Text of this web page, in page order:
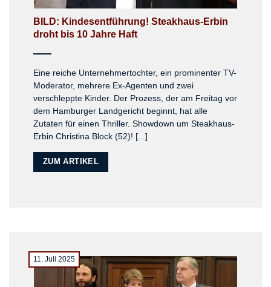
BILD: Kindesentführung! Steakhaus-Erbin
droht bis 10 Jahre Haft
Eine reiche Unternehmertochter, ein prominenter TV-
Moderator, mehrere Ex-Agenten und zwei
verschleppte Kinder. Der Prozess, der am Freitag vor
dem Hamburger Landgericht beginnt, hat alle
Zutaten für einen Thriller. Showdown um Steakhaus-
Erbin Christina Block (52)! [...]
ZUM ARTIKEL
11. Juli 2025